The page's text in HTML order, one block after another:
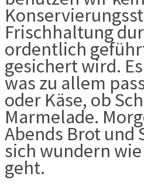
Frischhaltung
ordentlich
gesichert wird.
was zu allem
oder Käse, ob
Marmelade.
Abends Brot und
sich wundern
geht.